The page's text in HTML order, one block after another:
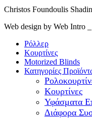
Christos Foundoulis
Web design by Web Intro _
Ρόλλερ
Κουρτίνες
Motorized Blinds
Κατηγορίες
Κουρτίνες
Υφάσματα
Διάφορα